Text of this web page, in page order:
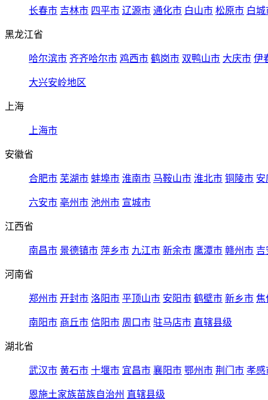
长春市 吉林市 四平市 辽源市 通化市 白山市 松原市 白城
黑龙江省
哈尔滨市 齐齐哈尔市 鸡西市 鹤岗市 双鸭山市 大庆市 伊
大兴安岭地区
上海
上海市
安徽省
合肥市 芜湖市 蚌埠市 淮南市 马鞍山市 淮北市 铜陵市 安
六安市 亳州市 池州市 宣城市
江西省
南昌市 景德镇市 萍乡市 九江市 新余市 鹰潭市 赣州市 吉
河南省
郑州市 开封市 洛阳市 平顶山市 安阳市 鹤壁市 新乡市 焦
南阳市 商丘市 信阳市 周口市 驻马店市 直辖县级
湖北省
武汉市 黄石市 十堰市 宜昌市 襄阳市 鄂州市 荆门市 孝感
恩施土家族苗族自治州 直辖县级